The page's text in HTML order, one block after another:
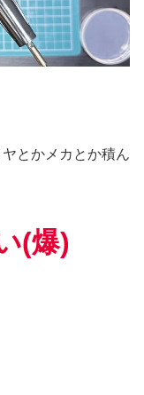
とかメカとか積ん
(爆)